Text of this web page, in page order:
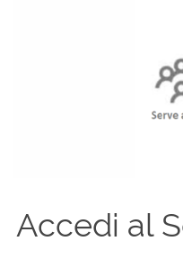
Accedi al